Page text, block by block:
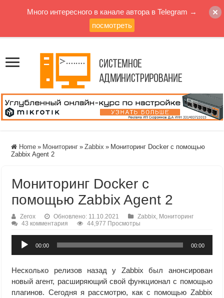
Home » Мониторинг » Zabbix » Мониторинг Docker с помощью
Zabbix Agent 2
Мониторинг Docker с
помощью Zabbix Agent 2
Zerox Обновлено: 11.10.2021 Zabbix, Мониторинг
43 комментария
44,977 Просмотры
Аудиоплеер
00:00 00:00
Несколько релизов назад у Zabbix был анонсирован
новый агент, расширяющий свой функционал с помощью
плагинов. Сегодня я рассмотрю, как с помощью Zabbix
Много интересного в канале автора в Telegram →
посмотреть